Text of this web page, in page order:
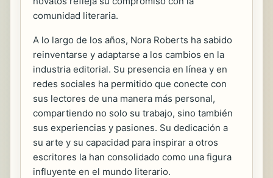
comunidad literaria.
A lo largo de los años, Nora Roberts ha sabido
reinventarse y adaptarse a los cambios en la
industria editorial. Su presencia en línea y en
redes sociales ha permitido que conecte con
sus lectores de una manera más personal,
compartiendo no solo su trabajo, sino también
sus experiencias y pasiones. Su dedicación a
su arte y su capacidad para inspirar a otros
escritores la han consolidado como una figura
influyente en el mundo literario.